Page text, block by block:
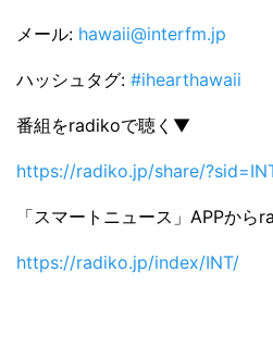
メール: hawaii@interfm.jp
ハッシュタグ: #ihearthawaii
番組をradikoで聴く▼
https://radiko.jp/share/
「スマートニュース」APPか
https://radiko.jp/index/INT/